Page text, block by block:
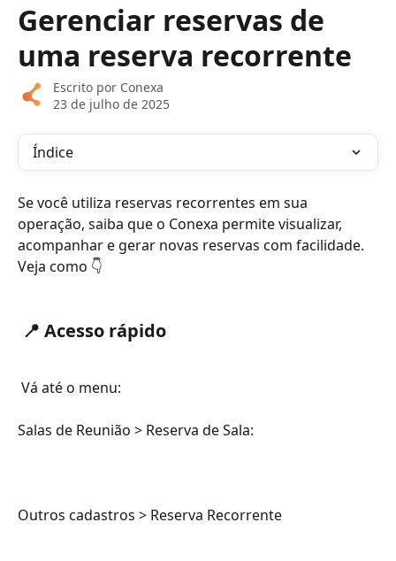
Gerenciar reservas de
uma reserva recorrente
Escrito por Conexa
23 de julho de 2025
Índice
Se você utiliza reservas recorrentes em sua
operação, saiba que o Conexa permite visualizar,
acompanhar e gerar novas reservas com facilidade.
Veja como 👇
📍 Acesso rápido
Vá até o menu:
Salas de Reunião > Reserva de Sala:
​Outros cadastros > Reserva Recorrente